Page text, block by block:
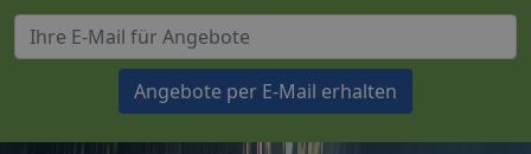
Angebote per E-Mail erhalten